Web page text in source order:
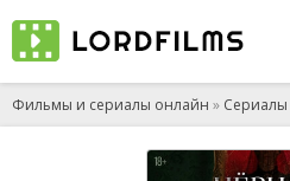
Фильмы и сериалы онлайн » Сериалы